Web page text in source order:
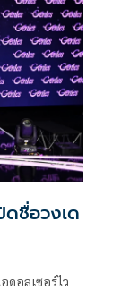
ความสามารถ
กับมากฝีมือ
ดชื่อวงเด
ดอลเซอร์ไว